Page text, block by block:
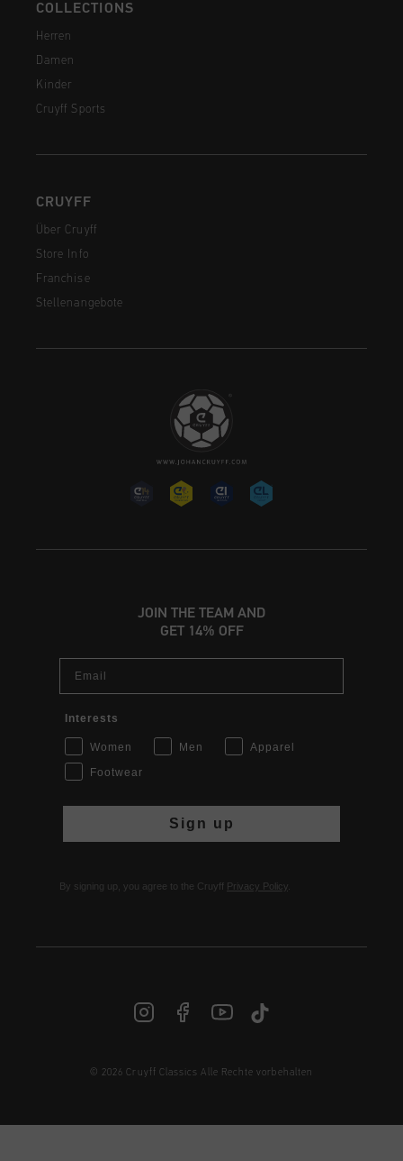
DE | € EUR
COLLECTIONS
Herren
Damen
Kinder
Cruyff Sports
CRUYFF
Über Cruyff
Store Info
Franchise
Stellenangebote
JOIN THE TEAM AND
GET 14% OFF
Interests
Women Men
Apparel
Footwear
Sign up
By signing up, you agree to the Cruyff Privacy Policy
© 2026 Cruyff Classics Alle Rechte vorbehalten